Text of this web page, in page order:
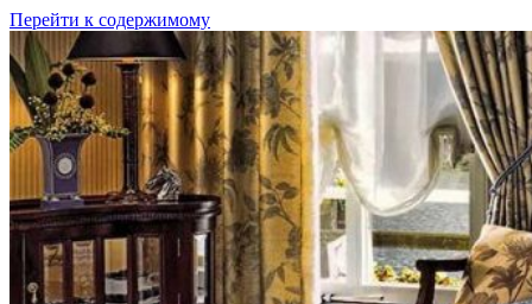
Перейти к содержимому